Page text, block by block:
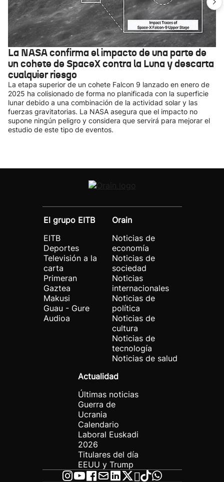
La NASA confirma el impacto de una parte de
un cohete de SpaceX contra la Luna y descarta
cualquier riesgo
La etapa superior de un cohete Falcon 9 lanzado en enero de
2025 ha colisionado de forma no planificada con la superficie
lunar debido a una combinación de la actividad solar y las
fuerzas gravitatorias. La NASA asegura que el impacto no
supone ningún peligro y considera que servirá para mejorar el
estudio de este tipo de eventos.
El grupo EITB
EITB
Deportes
Televisión a la
carta
Primeran
Gaztea
Makusi
Guau - Gure
Audioa
Orain
Noticias de
economía
Noticias de
sociedad
Noticias
internacionales
Noticias de
política
Noticias de
cultura
Noticias de
tecnología
Noticias de salud
Actualidad
Últimas noticias
Guerra de
Ucrania
Calendario
Laboral Euskadi
2026
Titulares del día
EEUU y Trump